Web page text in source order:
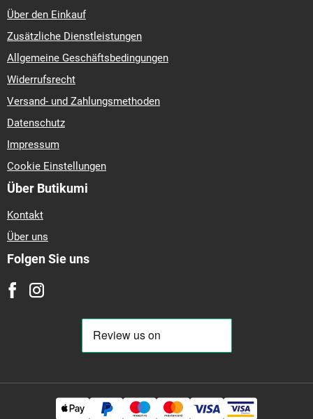
Über den Einkauf
Zusätzliche Dienstleistungen
Allgemeine Geschäftsbedingungen
Widerrufsrecht
Versand- und Zahlungsmethoden
Datenschutz
Impressum
Cookie Einstellungen
Über Butikumi
Kontakt
Über uns
Folgen Sie uns